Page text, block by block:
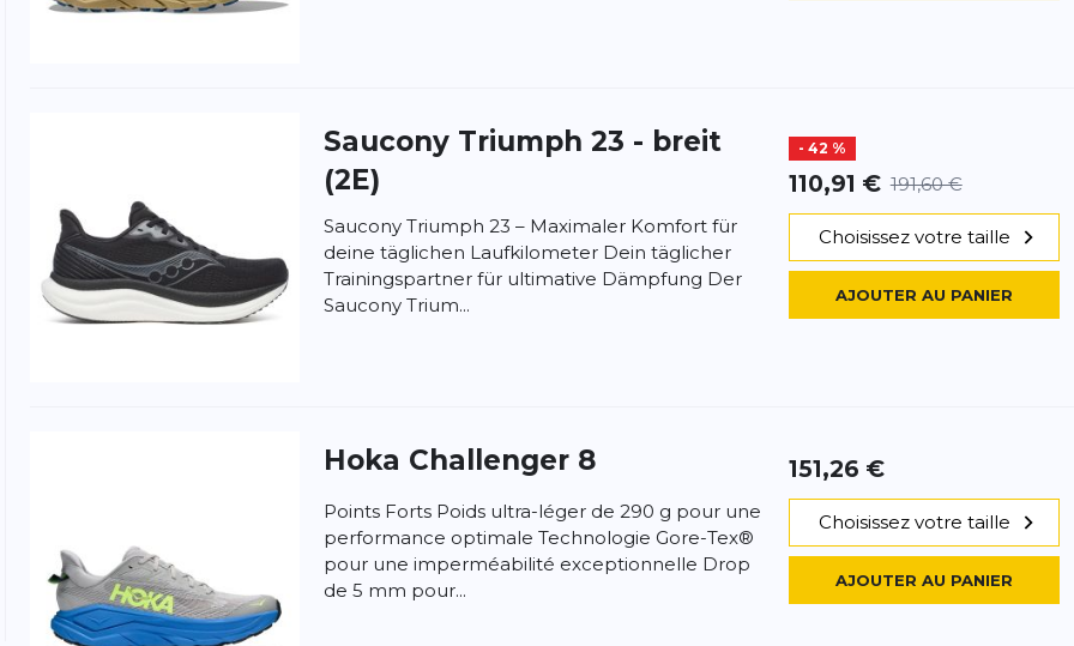
la politique de confidentialité etles conditions
Saucony Triumph 23 - breit
(2E)
- 42 %
110,91 € 191,60 €
Saucony Triumph 23 – Maximaler Komfort für
deine täglichen Laufkilometer Dein täglicher
Trainingspartner für ultimative Dämpfung Der
Saucony Trium...
Choisissez votre taille
AJOUTER AU PANIER
Hoka Challenger 8 151,26 €
Points Forts Poids ultra-léger de 290 g pour une
performance optimale Technologie Gore-Tex®
pour une imperméabilité exceptionnelle Drop
de 5 mm pour...
Choisissez votre taille
AJOUTER AU PANIER